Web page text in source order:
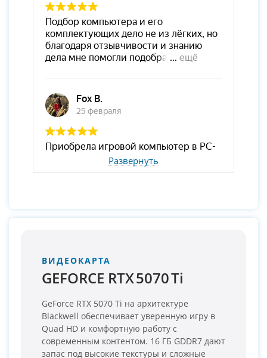
Развернуть
ВИДЕОКАРТА
GEFORCE RTX 5070 Ti
GeForce RTX 5070 Ti на архитектуре
Blackwell обеспечивает уверенную игру в
Quad HD и комфортную работу с
современным контентом. 16 ГБ GDDR7 дают
запас под высокие текстуры и сложные